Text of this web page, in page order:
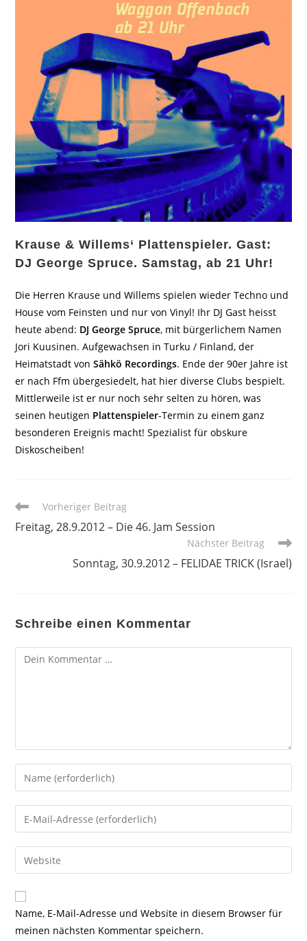
Krause & Willems‘ Plattenspieler. Gast:
DJ George Spruce. Samstag, ab 21 Uhr!
Die Herren Krause und Willems spielen wieder Techno und
House vom Feinsten und nur von Vinyl! Ihr DJ Gast heisst
heute abend: DJ George Spruce, mit bürgerlichem Namen
Jori Kuusinen. Aufgewachsen in Turku / Finland, der
Heimatstadt von Sähkö Recordings. Ende der 90er Jahre ist
er nach Ffm übergesiedelt, hat hier diverse Clubs bespielt.
Mittlerweile ist er nur noch sehr selten zu hören, was
seinen heutigen Plattenspieler-Termin zu einem ganz
besonderen Ereignis macht! Spezialist für obskure
Diskoscheiben!
Weitere
ansehen
Vorheriger Beitrag
Freitag, 28.9.2012 – Die 46. Jam Session
Nächster Beitrag
Sonntag, 30.9.2012 – FELIDAE TRICK (Israel)
Schreibe einen Kommentar
Kommentar
Gib
deinen
Namen
oder
zum
Kommentieren
ein
Gib
deine
E-
Mail-
zum
Kommentieren
ein
Gib
deine
Website-
URL
Name, E-Mail-Adresse und Website in diesem Browser für
meinen nächsten Kommentar speichern.